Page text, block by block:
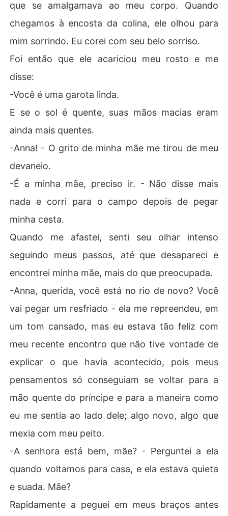
que se amalgamava ao meu corpo. Quando
chegamos à encosta da colina, ele olhou para
mim sorrindo. Eu corei com seu belo sorriso.
Foi então que ele acariciou meu rosto e me
disse:
-Você é uma garota linda.
E se o sol é quente, suas mãos macias eram
ainda mais quentes.
-Anna! - O grito de minha mãe me tirou de meu
devaneio.
-É a minha mãe, preciso ir. - Não disse mais
nada e corri para o campo depois de pegar
minha cesta.
Quando me afastei, senti seu olhar intenso
seguindo meus passos, até que desapareci e
encontrei minha mãe, mais do que preocupada.
-Anna, querida, você está no rio de novo? Você
vai pegar um resfriado - ela me repreendeu, em
um tom cansado, mas eu estava tão feliz com
meu recente encontro que não tive vontade de
explicar o que havia acontecido, pois meus
pensamentos só conseguiam se voltar para a
mão quente do príncipe e para a maneira como
eu me sentia ao lado dele; algo novo, algo que
mexia com meu peito.
-A senhora está bem, mãe? - Perguntei a ela
quando voltamos para casa, e ela estava quieta
e suada. Mãe?
Rapidamente a peguei em meus braços antes